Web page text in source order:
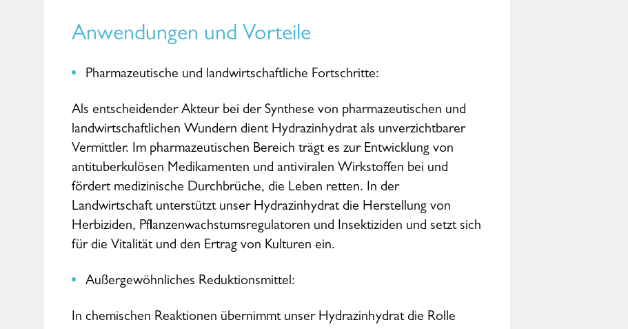
Anwendungen und Vorteile
Pharmazeutische und landwirtschaftliche Fortschritte:
Als entscheidender Akteur bei der Synthese von pharmazeutischen und
landwirtschaftlichen Wundern dient Hydrazinhydrat als unverzichtbarer
Vermittler. Im pharmazeutischen Bereich trägt es zur Entwicklung von
antituberkulösen Medikamenten und antiviralen Wirkstoffen bei und
fördert medizinische Durchbrüche, die Leben retten. In der
Landwirtschaft unterstützt unser Hydrazinhydrat die Herstellung von
Herbiziden, Pflanzenwachstumsregulatoren und Insektiziden und setzt sich
für die Vitalität und den Ertrag von Kulturen ein.
Außergewöhnliches Reduktionsmittel:
In chemischen Reaktionen übernimmt unser Hydrazinhydrat die Rolle